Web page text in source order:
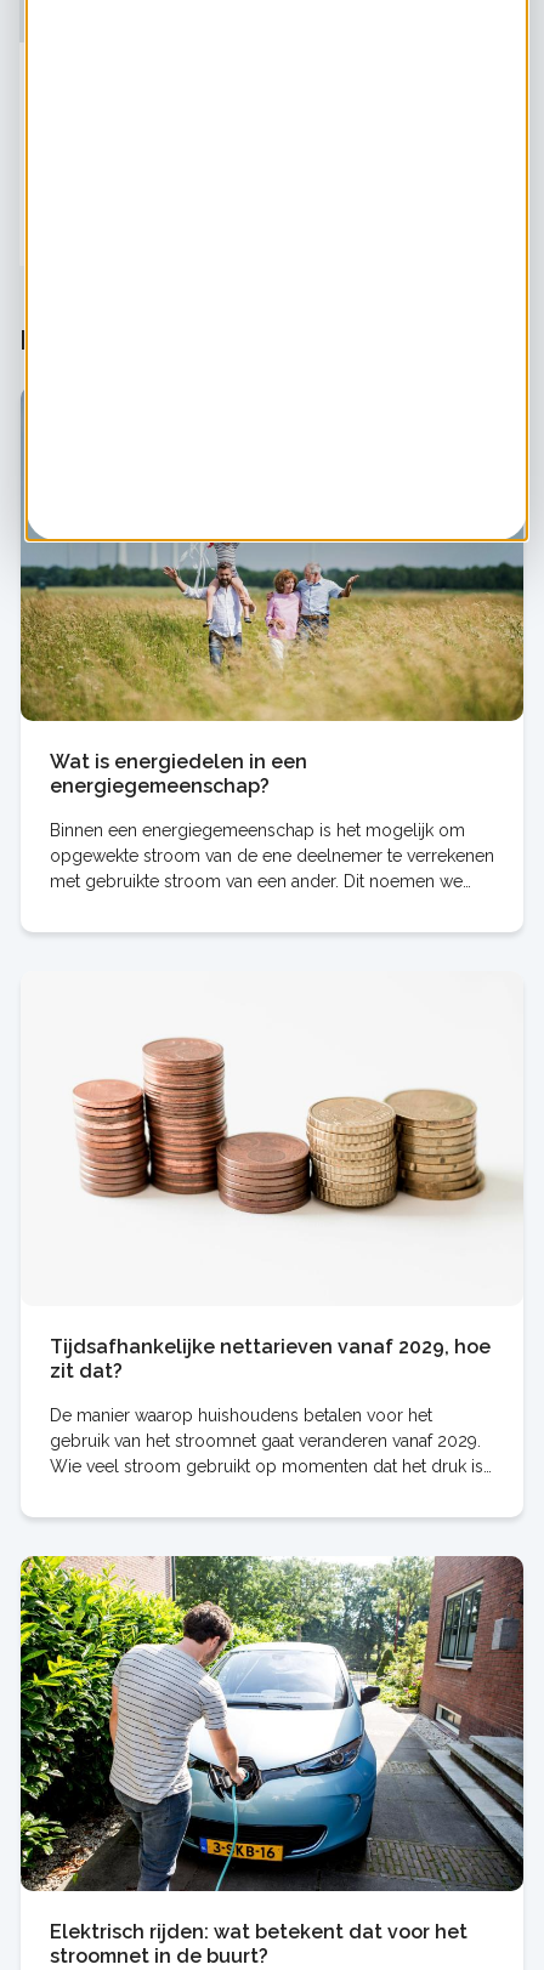
Dit vind je misschien ook leuk:
Wat is energiedelen in een
energiegemeenschap?
Binnen een energiegemeenschap is het mogelijk om
opgewekte stroom van de ene deelnemer te verrekenen
met gebruikte stroom van een ander. Dit noemen we
Tijdsafhankelijke nettarieven vanaf 2029, hoe
zit dat?
De manier waarop huishoudens betalen voor het
gebruik van het stroomnet gaat veranderen vanaf 2029.
Wie veel stroom gebruikt op momenten dat het druk is
Elektrisch rijden: wat betekent dat voor het
stroomnet in de buurt?